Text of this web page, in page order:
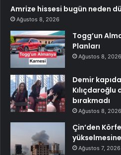
Amrize hissesi bugün neden
Ağustos 8, 2026
Togg’un
Planları
Ağustos 8, 2026
Demir
bırakmadı
Ağustos 8, 2026
Çin’den
Ağustos 7, 2026